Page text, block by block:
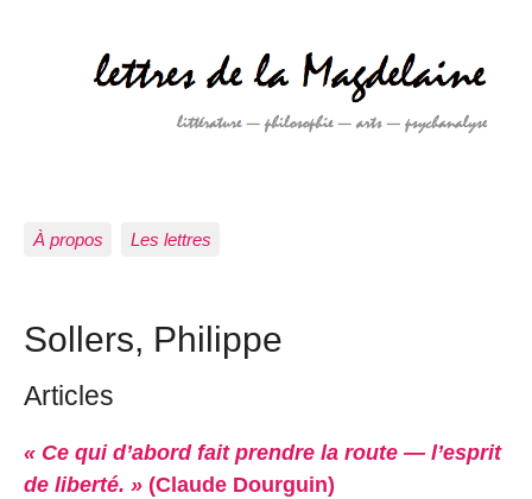
À propos Les lettres
Sollers, Philippe
Articles
« Ce qui d’abord fait prendre la route — l’esprit
de liberté. » (Claude Dourguin)